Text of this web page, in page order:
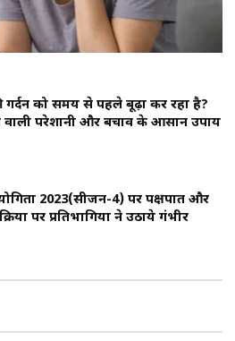
को समय से पहले बूढ़ा कर रहा है?
वाली परेशानी और बचाव के आसान उपाय
2023(सीजन-4) पर पक्षपात और
पर प्रतिभागियों ने उठाये गंभीर